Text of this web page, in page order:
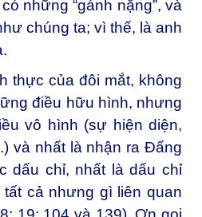
những “gánh nặng”, và
chúng ta; vì thế, là anh
thực của đôi mắt, không
điều hữu hình, nhưng
vô hình (sự hiện diện,
và nhất là nhận ra Đấng
dấu chỉ, nhất là dấu chỉ
cả nhưng gì liên quan